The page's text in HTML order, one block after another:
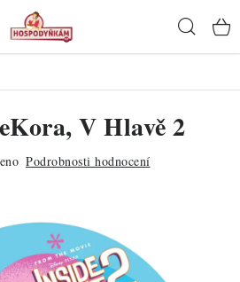
V Hlavě 2
Podrobnosti hodnocení